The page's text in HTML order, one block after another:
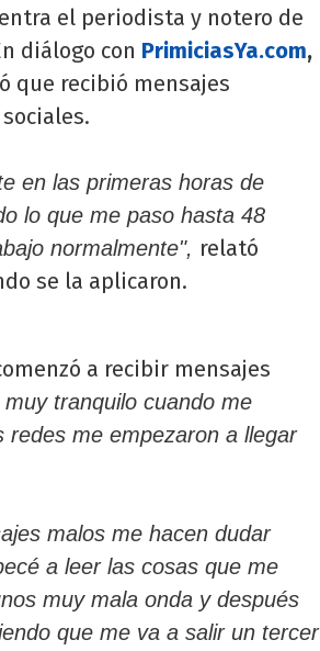
el periodista y notero de
diálogo con PrimiciasYa.com,
que recibió mensajes
en las primeras horas de
lo que me paso hasta 48
normalmente", relató
se la aplicaron.
a recibir mensajes
muy tranquilo cuando me
redes me empezaron a llegar
malos me hacen dudar
a leer las cosas que me
muy mala onda y después
que me va a salir un tercer